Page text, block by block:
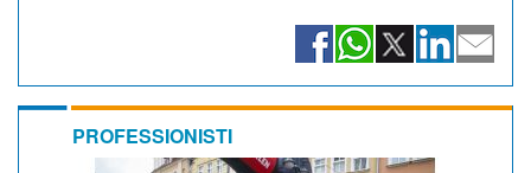
PROFESSIONISTI